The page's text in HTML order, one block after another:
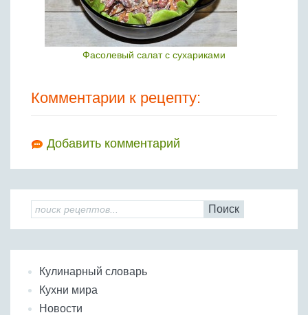
Фасолевый салат с сухариками
Комментарии к рецепту:
Добавить комментарий
Поиск
Кулинарный словарь
Кухни мира
Новости